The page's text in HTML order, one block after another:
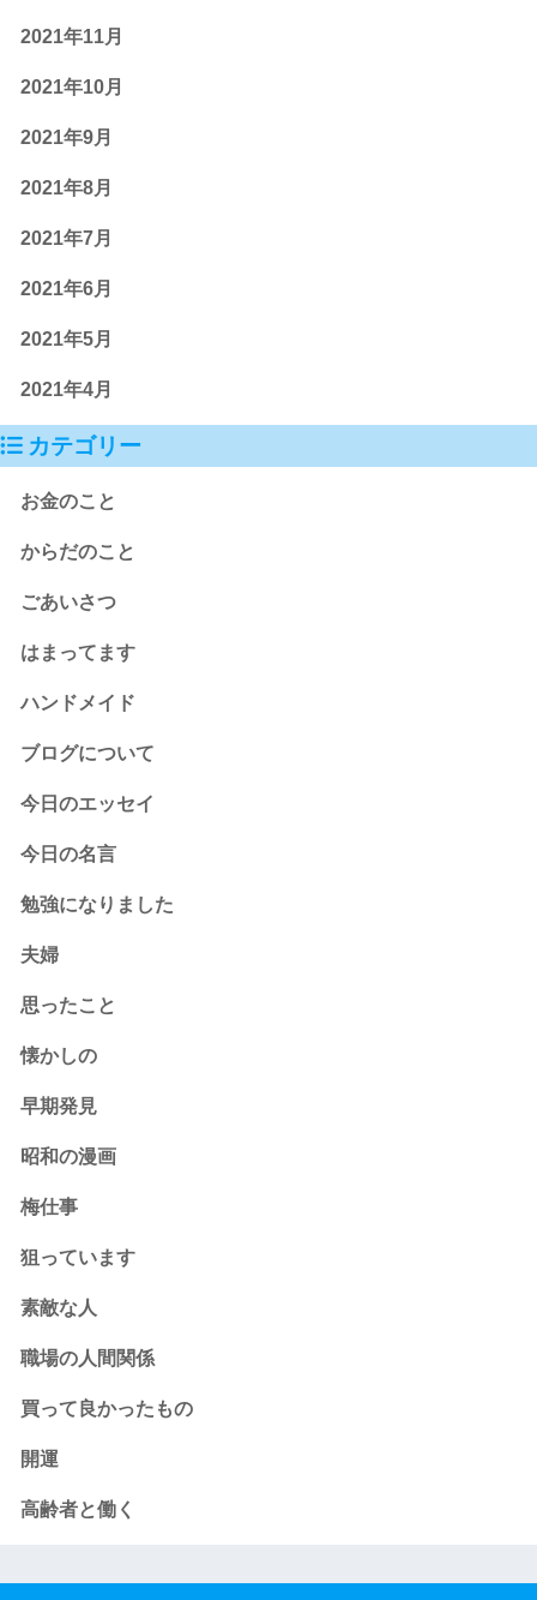
2021年11月
2021年10月
2021年9月
2021年8月
2021年7月
2021年6月
2021年5月
2021年4月
カテゴリー
お金のこと
からだのこと
ごあいさつ
はまってます
ハンドメイド
ブログについて
今日のエッセイ
今日の名言
勉強になりました
夫婦
思ったこと
懐かしの
早期発見
昭和の漫画
梅仕事
狙っています
素敵な人
職場の人間関係
買って良かったもの
開運
高齢者と働く